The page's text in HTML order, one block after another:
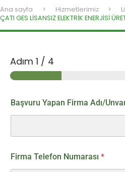
Ana sayfa Hizmetlerimiz
ÇATI GES LİSANSIZ ELEKTRİK ENERJİSİ
Adım 1 / 4
Başvuru Yapan Firma Adı/
Firma Telefon Numarası *